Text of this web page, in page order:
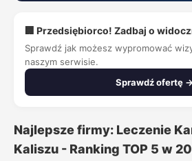
🏢 Przedsiębiorco! Zadbaj o
Sprawdź jak możesz wypromować
naszym serwisie.
Sprawdź ofertę →
Najlepsze firmy: Leczenie
Kaliszu - Ranking TOP 5 w